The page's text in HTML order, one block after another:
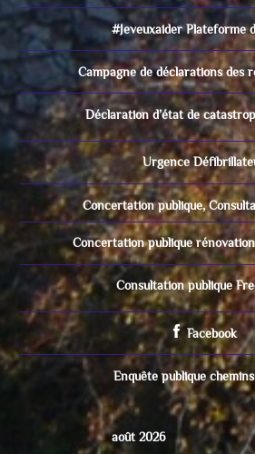
#Jeveuxaider Plateforme
Campagne de déclarations des
Déclaration d’état de
Urgence
Concertation publique,
Concertation publique
Consultation publique
Facebook
Enquête publique
août 2026